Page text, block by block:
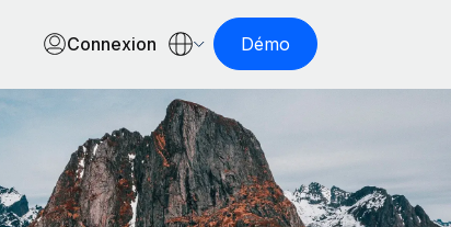
Connexion Démo